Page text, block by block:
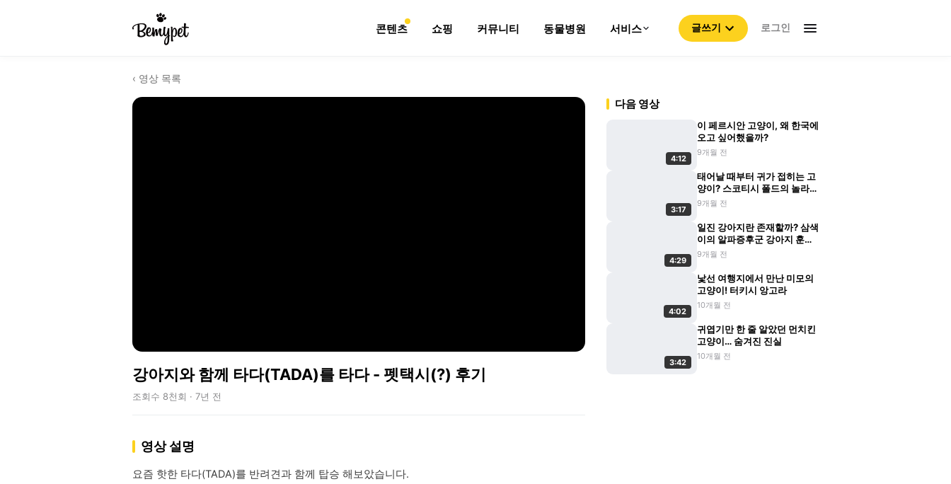
콘텐츠 쇼핑 커뮤니티 동물병원 서비스 글쓰기 로그인
‹ 영상 목록
강아지와 함께 타다(TADA)를 타다 - 펫택시(?) 후기
조회수 8천회 · 7년 전
영상 설명
요즘 핫한 타다(TADA)를 반려견과 함께 탑승 해보았습니다.
다음 영상
4:12
이 페르시안 고양이, 왜 한국에
오고 싶어했을까?
9개월 전
3:17
태어날 때부터 귀가 접히는 고
양이? 스코티시 폴드의 놀라운
비밀
9개월 전
4:29
일진 강아지란 존재할까? 삼색
이의 알파증후군 강아지 훈육
기
9개월 전
4:02
낯선 여행지에서 만난 미모의
고양이! 터키시 앙고라
10개월 전
3:42
귀엽기만 한 줄 알았던 먼치킨
고양이… 숨겨진 진실
10개월 전